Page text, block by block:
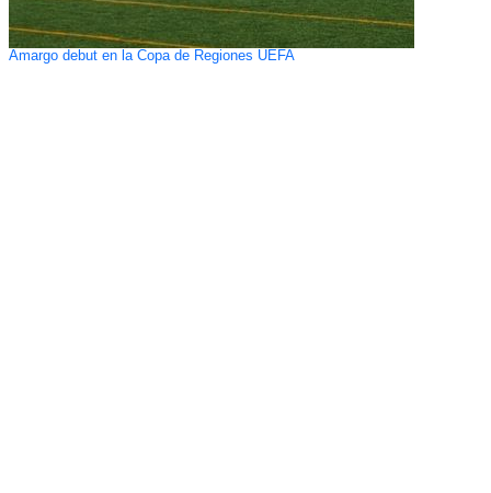
Amargo debut en la Copa de Regiones UEFA